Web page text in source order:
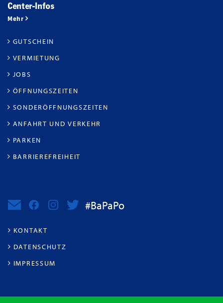
Center-Infos
Mehr
GUTSCHEIN
VERMIETUNG
JOBS
ÖFFNUNGSZEITEN
SONDERÖFFNUNGSZEITEN
ANFAHRT UND VERKEHR
PARKEN
BARRIEREFREIHEIT
#BaPaPo
KONTAKT
DATENSCHUTZ
IMPRESSUM